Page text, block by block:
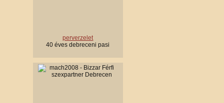
perverzelet
40 éves debreceni pasi